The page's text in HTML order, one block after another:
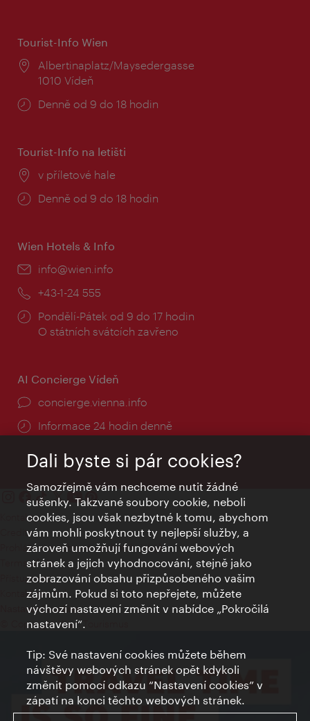
Tourist-Info Wien
Místo:
Albertinaplatz/Maysedergasse
1010 Vídeň
Provozní
Denně od 9 do 18 hodin
Tourist-Info na letišti
Místo:
v příletové hale
Provozní
Denně od 9 do 18 hodin
Wien Hotels & Info
E-
info@wien.info
Telefon:
+43-1-24 555
Provozní
doba:
Pondělí-Pátek od 9 do 17 hodin
O státních svátcích zavřeno
AI Concierge Vídeň
concierge.vienna.info
Informace 24 hodin denně
Kontakty
Credits
Prohlášení o ochraně osobních údajů
Terms of Use
Přístupnost
Kontakt pro tisk
Nastavení cookies
© Copyright Wien Tourismus
Dali byste si pár cookies?
Samozřejmě vám nechceme nutit žádné
sušenky. Takzvané soubory cookie, neboli
cookies, jsou však nezbytné k tomu, abychom
vám mohli poskytnout ty nejlepší služby, a
zároveň umožňují fungování webových
stránek a jejich vyhodnocování, stejně jako
zobrazování obsahu přizpůsobeného vašim
zájmům. Pokud si toto nepřejete, můžete
výchozí nastavení změnit v nabídce „Pokročilá
nastavení“.
Tip: Své nastavení cookies můžete během
návštěvy webových stránek opět kdykoli
změnit pomocí odkazu “Nastavení cookies” v
zápatí na konci těchto webových stránek.